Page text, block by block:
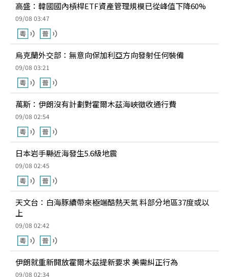
高盛：韓國國內槓桿ETF資產管理規模已從峰值下降60%
09/08 03:47
烏克蘭外交部：無意向保加利亞方向發射任何裝備
09/08 03:21
萬斯：伊朗沒有計劃對霍爾木茲海峽徵收通行費
09/08 02:54
日本岩手縣近海發生5.6級地震
09/08 02:45
天文台：白海豚續帶來極端酷熱天氣 料部分地區37度或以
上
09/08 02:42
伊朗就重新開放霍爾木茲提新要求 美需糾正行為
09/08 02:34